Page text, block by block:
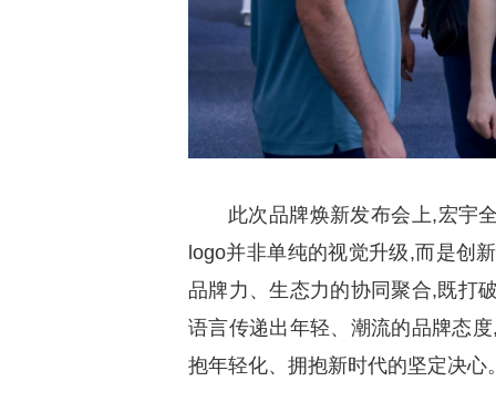
此次品牌焕新发布会上,宏宇
logo并非单纯的视觉升级,而是创
品牌力、生态力的协同聚合,既打
语言传递出年轻、潮流的品牌态
抱年轻化、拥抱新时代的坚定决心